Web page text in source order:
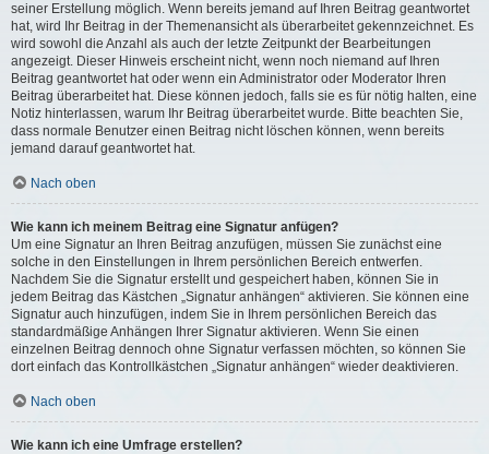
seiner Erstellung möglich. Wenn bereits jemand auf Ihren Beitrag geantwortet
hat, wird Ihr Beitrag in der Themenansicht als überarbeitet gekennzeichnet. Es
wird sowohl die Anzahl als auch der letzte Zeitpunkt der Bearbeitungen
angezeigt. Dieser Hinweis erscheint nicht, wenn noch niemand auf Ihren
Beitrag geantwortet hat oder wenn ein Administrator oder Moderator Ihren
Beitrag überarbeitet hat. Diese können jedoch, falls sie es für nötig halten, eine
Notiz hinterlassen, warum Ihr Beitrag überarbeitet wurde. Bitte beachten Sie,
dass normale Benutzer einen Beitrag nicht löschen können, wenn bereits
jemand darauf geantwortet hat.
Nach oben
Wie kann ich meinem Beitrag eine Signatur anfügen?
Um eine Signatur an Ihren Beitrag anzufügen, müssen Sie zunächst eine
solche in den Einstellungen in Ihrem persönlichen Bereich entwerfen.
Nachdem Sie die Signatur erstellt und gespeichert haben, können Sie in
jedem Beitrag das Kästchen „Signatur anhängen“ aktivieren. Sie können eine
Signatur auch hinzufügen, indem Sie in Ihrem persönlichen Bereich das
standardmäßige Anhängen Ihrer Signatur aktivieren. Wenn Sie einen
einzelnen Beitrag dennoch ohne Signatur verfassen möchten, so können Sie
dort einfach das Kontrollkästchen „Signatur anhängen“ wieder deaktivieren.
Nach oben
Wie kann ich eine Umfrage erstellen?